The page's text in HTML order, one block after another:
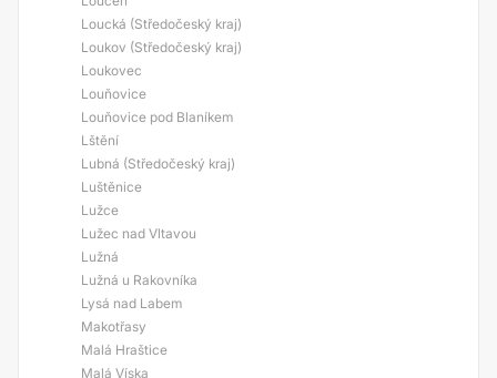
Loucká (Středočeský kraj)
Loukov (Středočeský kraj)
Loukovec
Louňovice
Louňovice pod Blaníkem
Lštění
Lubná (Středočeský kraj)
Luštěnice
Lužce
Lužec nad Vltavou
Lužná
Lužná u Rakovníka
Lysá nad Labem
Makotřasy
Malá Hraštice
Malá Víska